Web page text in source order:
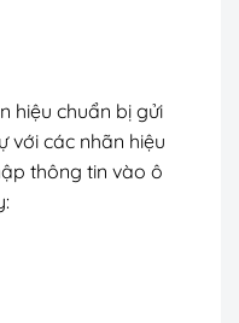
hiệu chuẩn bị gửi
với các nhãn hiệu
thông tin vào ô